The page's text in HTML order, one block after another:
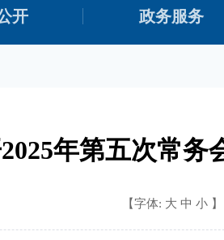
开 政务服务
年第五次常务
【字体: 大 中 小 】